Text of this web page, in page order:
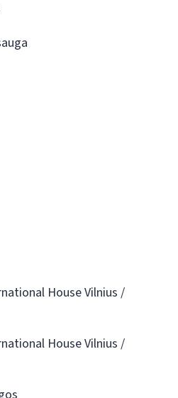
House Vilnius /
House Vilnius /